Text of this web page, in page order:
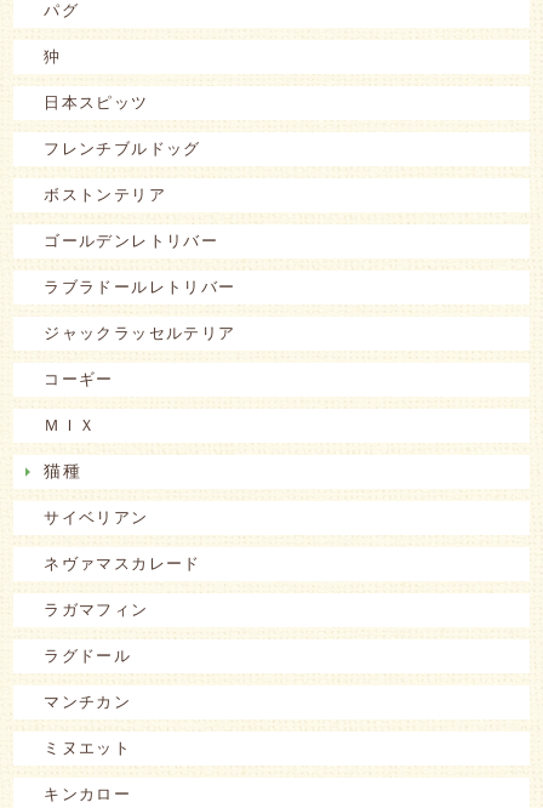
パグ
狆
日本スピッツ
フレンチブルドッグ
ボストンテリア
ゴールデンレトリバー
ラブラドールレトリバー
ジャックラッセルテリア
コーギー
ＭＩＸ
猫種
サイベリアン
ネヴァマスカレード
ラガマフィン
ラグドール
マンチカン
ミヌエット
キンカロー